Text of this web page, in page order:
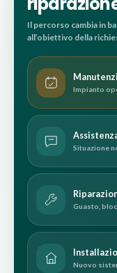
Il percorso cambia in
all’obiettivo della
Impianto
Situazione
Guasto,
Nuovo